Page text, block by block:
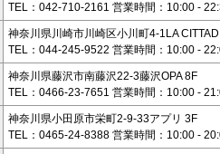
TEL：042-710-2161 営業時間：10:00 -
神奈川県川崎市川崎区小川町4-1LA
TEL：044-245-9522 営業時間：10:00 -
神奈川県藤沢市南藤沢22-3藤沢OPA 8F
TEL：0466-23-7651 営業時間：10:00 -
神奈川県小田原市栄町2-9-33アプリ 3F
TEL：0465-24-8388 営業時間：10:00 -